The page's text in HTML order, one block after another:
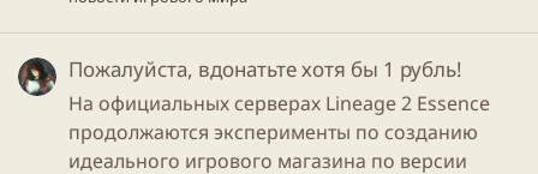
Пожалуйста, вдонатьте хотя бы 1 рубль!
На официальных серверах Lineage 2 Essence
продолжаются эксперименты по созданию
идеального игрового магазина по версии